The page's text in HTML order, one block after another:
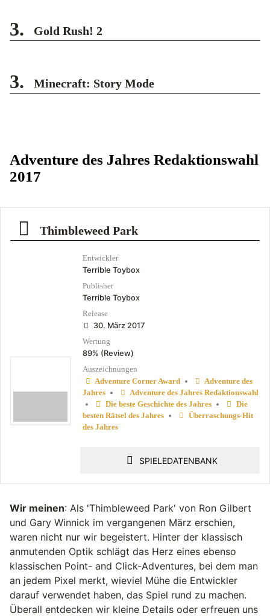
3. Gold Rush! 2
3. Minecraft: Story Mode
Adventure des Jahres Redaktionswahl
2017
Thimbleweed Park
Entwickler
Terrible Toybox
Publisher
Terrible Toybox
Release
30. März 2017
Wertung
89% (Review)
Auszeichnungen
Adventure Corner Award •
Adventure des
Jahres • Adventure des Jahres Redaktionswahl
• Die beste Geschichte des Jahres •
Die
besten Rätsel des Jahres •
Überraschungs-Hit
des Jahres
SPIELEDATENBANK
Wir meinen: Als 'Thimbleweed Park' von Ron Gilbert
und Gary Winnick im vergangenen März erschien,
waren nicht nur wir begeistert. Hinter der klassisch
anmutenden Optik schlägt das Herz eines ebenso
klassischen Point- and Click-Adventures, bei dem man
an jedem Pixel merkt, wieviel Mühe die Entwickler
darauf verwendet haben, das Spiel rund zu machen.
Überall entdecken wir kleine Details oder erfreuen uns